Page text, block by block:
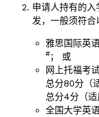
申请人持有的
发，一般须符合
雅思国际英
#； 或
网上托福考
总分80分（
总分4分（
全国大学英